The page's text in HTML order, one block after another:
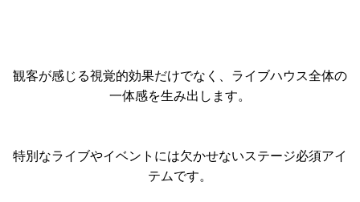
観客が感じる視覚的効果だけでなく、ライブハウス全体の
一体感を生み出します。
特別なライブやイベントには欠かせないステージ必須アイ
テムです。